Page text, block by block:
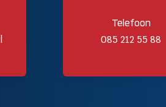
Telefoon
085 212 55 88